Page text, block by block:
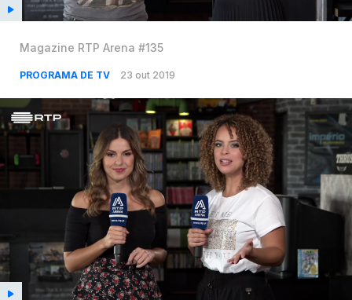
Magazine RTP Arena #135
PROGRAMA DE TV 23 out 2019